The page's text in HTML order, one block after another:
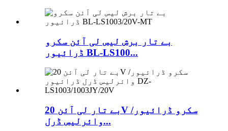
بے تار برش لیس لی آئن سکرو
ڈرائیور BL-LS100...
بے تار لی آئن 20V سکرو ڈرائیور/
وائرلیس ڈرل...